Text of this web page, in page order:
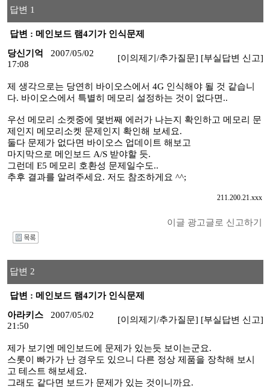
답변 1
답변 : 메인보드 램4기가 인식문제
당신기억
2007/05/02
17:08
[이의제기/추가질문] [부실답변 신고]
제 생각으로는 당연히 바이오스에서 4G 인식해야 될 것 같습니
다. 바이오스에서 특별히 메모리 설정하는 것이 없다면..
우선 메모리 소켓중에 몇번째 에러가 나는지 확인하고 메모리 문
제인지 메모리소켓 문제인지 확인해 보세요.
둘다 문제가 없다면 바이오스 업데이트 해보고
마지막으로 메인보드 A/S 받야할 듯.
그런데 E5 메모리 호환성 문제일수도..
추후 결과를 알려주세요. 저도 참조하게요 ^^;
211.200.21.xxx
이글 광고글로 신고하기
답변 2
답변 : 메인보드 램4기가 인식문제
아라키스
2007/05/02
21:50
[이의제기/추가질문] [부실답변 신고]
제가 보기엔 메인보드에 문제가 있는듯 보이는군요.
스롯이 빠가가 난 경우도 있으니 다른 정상 제품을 장착해 보시
고 테스트 해보세요.
그래도 같다면 보드가 문제가 있는 것이니까요.